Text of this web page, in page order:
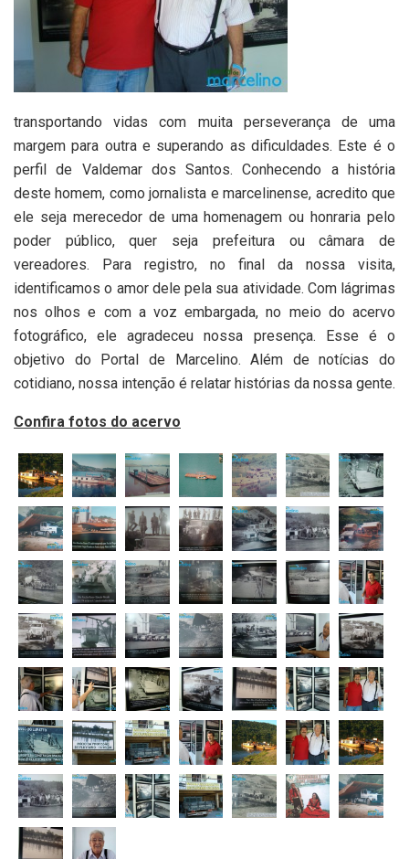
transportando vidas com muita perseverança de uma
margem para outra e superando as dificuldades. Este é o
perfil de Valdemar dos Santos. Conhecendo a história
deste homem, como jornalista e marcelinense, acredito que
ele seja merecedor de uma homenagem ou honraria pelo
poder público, quer seja prefeitura ou câmara de
vereadores. Para registro, no final da nossa visita,
identificamos o amor dele pela sua atividade. Com lágrimas
nos olhos e com a voz embargada, no meio do acervo
fotográfico, ele agradeceu nossa presença. Esse é o
objetivo do Portal de Marcelino. Além de notícias do
cotidiano, nossa intenção é relatar histórias da nossa gente.
Confira fotos do acervo